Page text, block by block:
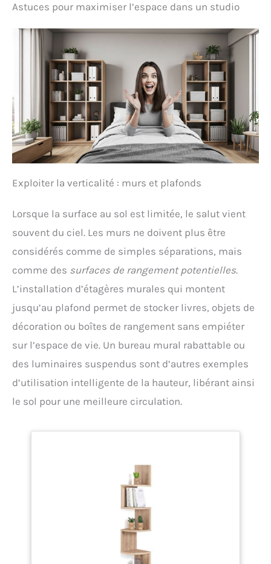
Astuces pour maximiser l’espace dans un studio
Exploiter la verticalité : murs et plafonds
Lorsque la surface au sol est limitée, le salut vient
souvent du ciel. Les murs ne doivent plus être
considérés comme de simples séparations, mais
comme des surfaces de rangement potentielles.
L’installation d’étagères murales qui montent
jusqu’au plafond permet de stocker livres, objets de
décoration ou boîtes de rangement sans empiéter
sur l’espace de vie. Un bureau mural rabattable ou
des luminaires suspendus sont d’autres exemples
d’utilisation intelligente de la hauteur, libérant ainsi
le sol pour une meilleure circulation.